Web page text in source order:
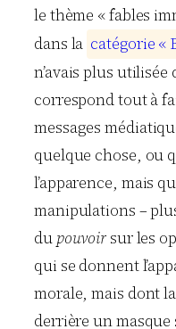
le thème « fables
dans la catégorie «
n’avais plus
correspond tout à
messages
quelque chose, ou
l’apparence, mais
manipulations –
du pouvoir sur les
qui se donnent
morale, mais dont
derrière un